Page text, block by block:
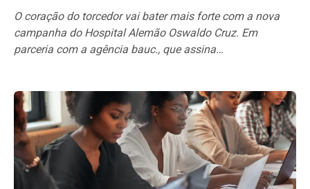
O coração do torcedor vai bater mais forte com a nova
campanha do Hospital Alemão Oswaldo Cruz. Em
parceria com a agência bauc., que assina…